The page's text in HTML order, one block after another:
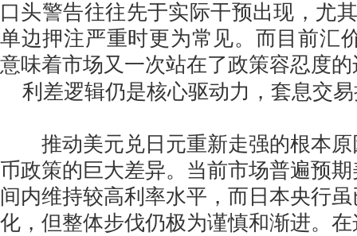
口头警告往往先于实际干预出现，尤
单边押注严重时更为常见。而目前汇
意味着市场又一次站在了政策容忍度
利差逻辑仍是核心驱动力，套息交
推动美元兑日元重新走强的根本原
币政策的巨大差异。当前市场普遍预
间内维持较高利率水平，而日本央行
化，但整体步伐仍极为谨慎和渐进。